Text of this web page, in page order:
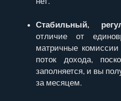
Стабильный,
отличие от
матричные
поток дохода,
заполняется, и вы
за месяцем.